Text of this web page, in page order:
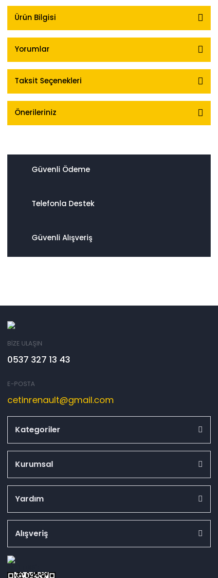
Ürün Bilgisi
Yorumlar
Taksit Seçenekleri
Önerileriniz
Güvenli Ödeme
Telefonla Destek
Güvenli Alışveriş
BİZE ULAŞIN
0537 327 13 43
E-POSTA
cetinrenault@gmail.com
Kategoriler
Kurumsal
Yardım
Alışveriş